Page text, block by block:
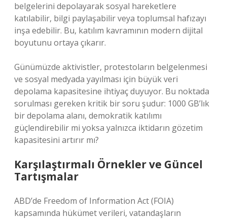
belgelerini depolayarak sosyal hareketlere
katılabilir, bilgi paylaşabilir veya toplumsal hafızayı
inşa edebilir. Bu, katılım kavramının modern dijital
boyutunu ortaya çıkarır.
Günümüzde aktivistler, protestoların belgelenmesi
ve sosyal medyada yayılması için büyük veri
depolama kapasitesine ihtiyaç duyuyor. Bu noktada
sorulması gereken kritik bir soru şudur: 1000 GB’lık
bir depolama alanı, demokratik katılımı
güçlendirebilir mi yoksa yalnızca iktidarın gözetim
kapasitesini artırır mı?
Karşılaştırmalı Örnekler ve Güncel
Tartışmalar
ABD’de Freedom of Information Act (FOIA)
kapsamında hükümet verileri, vatandaşların